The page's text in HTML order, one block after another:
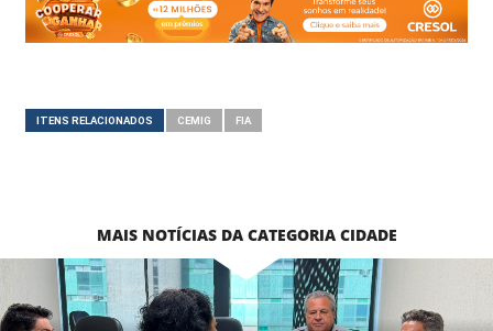
ITENS RELACIONADOS CEMIG FIA
MAIS NOTÍCIAS DA CATEGORIA CIDADE